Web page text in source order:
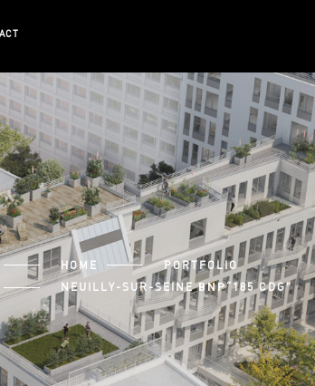
HOME
PORTFOLIO
NEUILLY-SUR-SEINEBNP“185 CDG”